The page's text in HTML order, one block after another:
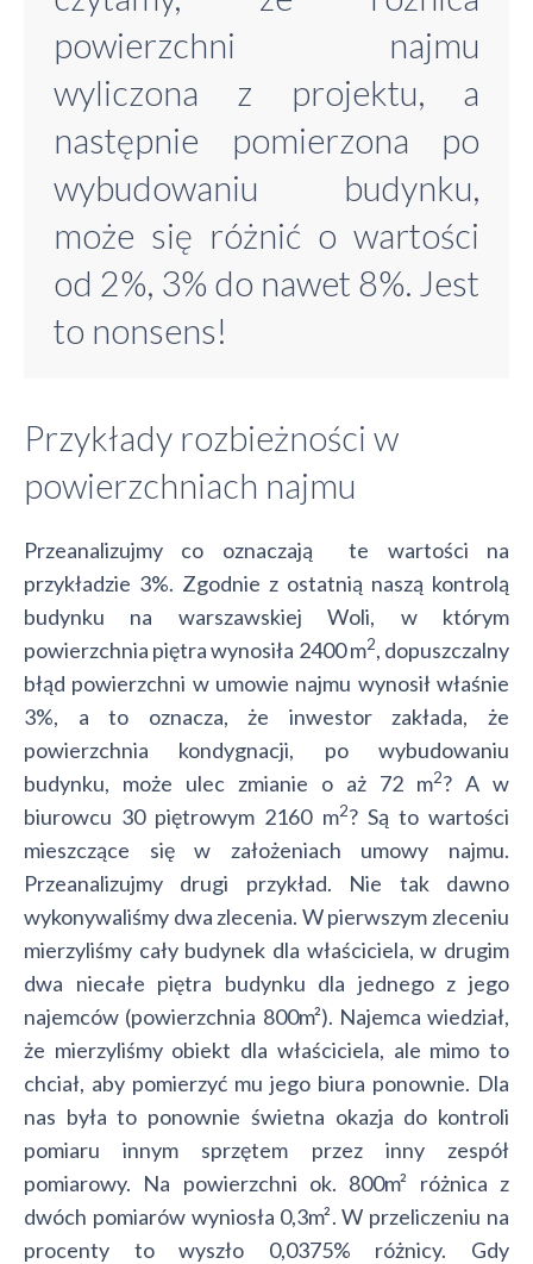
powierzchni najmu
wyliczona z projektu, a
następnie pomierzona po
wybudowaniu budynku,
może się różnić o wartości
od 2%, 3% do nawet 8%. Jest
to nonsens!
Przykłady rozbieżności w
powierzchniach najmu
Przeanalizujmy co oznaczają te wartości na
przykładzie 3%. Zgodnie z ostatnią naszą kontrolą
budynku na warszawskiej Woli, w którym
powierzchnia piętra wynosiła 2400 m2, dopuszczalny
błąd powierzchni w umowie najmu wynosił właśnie
3%, a to oznacza, że inwestor zakłada, że
powierzchnia kondygnacji, po wybudowaniu
budynku, może ulec zmianie o aż 72 m2? A w
biurowcu 30 piętrowym 2160 m2? Są to wartości
mieszczące się w założeniach umowy najmu.
Przeanalizujmy drugi przykład. Nie tak dawno
wykonywaliśmy dwa zlecenia. W pierwszym zleceniu
mierzyliśmy cały budynek dla właściciela, w drugim
dwa niecałe piętra budynku dla jednego z jego
najemców (powierzchnia 800m²). Najemca wiedział,
że mierzyliśmy obiekt dla właściciela, ale mimo to
chciał, aby pomierzyć mu jego biura ponownie. Dla
nas była to ponownie świetna okazja do kontroli
pomiaru innym sprzętem przez inny zespół
pomiarowy. Na powierzchni ok. 800m² różnica z
dwóch pomiarów wyniosła 0,3m². W przeliczeniu na
procenty to wyszło 0,0375% różnicy. Gdy